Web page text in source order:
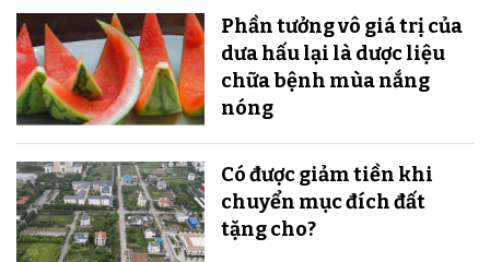
Phần tưởng vô giá trị của
dưa hấu lại là dược liệu
chữa bệnh mùa nắng
nóng
Có được giảm tiền khi
chuyển mục đích đất
tặng cho?